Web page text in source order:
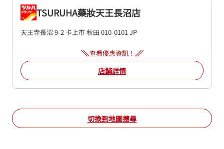
TSURUHA藥妝天王長沼店
天王寺長沼 9-2卡上市秋田 010-0101JP
查看優惠資訊！
店鋪詳情
切換到地圖搜尋